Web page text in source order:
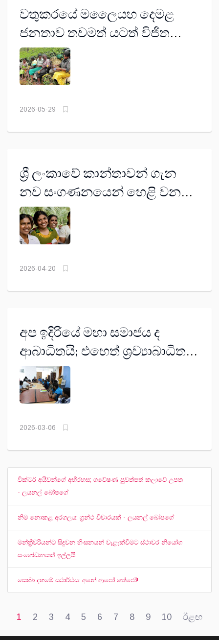
වතුකරයේ මලෛයහ දෙමළ
ජනතාව තවමත් යටත් විජිත
යුගයේ බව ජාත්‍යන්තර
වාර්තාවකින් හෙළිවේ
2026-05-29
ශ්‍රී ලංකාවේ කාන්තාවන් ගැන
නව සංගණනයෙන් හෙළි වන
සුවිශේෂී කරුණු 6ක්
2026-04-20
අප ඉදිරියේ මහා සමාජය ද
ආබාධිතයි; එහෙත් ශ්‍රව්‍යාබාධිත
වීම නිසා බැට කන්‌නේ අප යි
2026-03-06
වික්ටර් අයිවන්ගේ අභිරහස; ගවේෂණ පුවත්පත් කලාවේ උපත
- ලයනල් බෝපගේ
නිම නොකළ අරගලය: ග්‍රන්ථ විචාරයක් - ලයනල් බෝපගේ
මන්ත්‍රීවරියන්ට සිදුවන හිංසනයන් වැළැක්වීමට ස්ථාවර නියෝග
සංශෝධනයක් ඉල්ලයි
සොබා දහමේ යථාර්ථය: අනේ ආපෝ තේජෝ!
1 2 3 4 5 6 7 8 9 10 ඊළඟ